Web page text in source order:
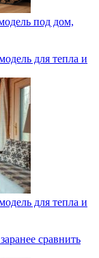
под дом,
для тепла и
для тепла и
сравнить